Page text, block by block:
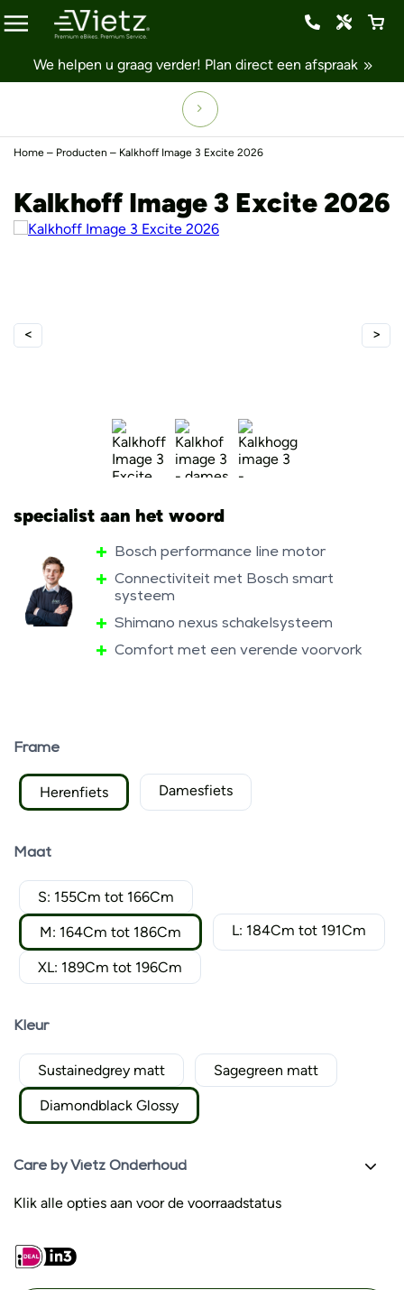
We helpen u graag verder! Plan direct een afspraak
Home – Producten – Kalkhoff Image 3 Excite 2026
Kalkhoff Image 3 Excite 2026
specialist aan het woord
Bosch performance line motor
Connectiviteit met Bosch smart
systeem
Shimano nexus schakelsysteem
Comfort met een verende voorvork
Frame
Herenfiets Damesfiets
Maat
S: 155Cm tot 166Cm
M: 164Cm tot 186Cm L: 184Cm tot 191Cm
XL: 189Cm tot 196Cm
Kleur
Sustainedgrey matt Sagegreen matt
Diamondblack Glossy
Care by Vietz Onderhoud
Klik alle opties aan voor de voorraadstatus